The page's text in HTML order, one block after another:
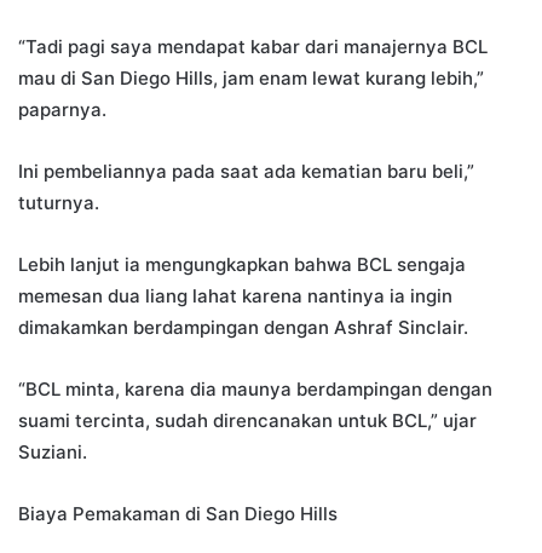
“Tadi pagi saya mendapat kabar dari manajernya BCL
mau di San Diego Hills, jam enam lewat kurang lebih,”
paparnya.
Ini pembeliannya pada saat ada kematian baru beli,”
tuturnya.
Lebih lanjut ia mengungkapkan bahwa BCL sengaja
memesan dua liang lahat karena nantinya ia ingin
dimakamkan berdampingan dengan Ashraf Sinclair.
“BCL minta, karena dia maunya berdampingan dengan
suami tercinta, sudah direncanakan untuk BCL,” ujar
Suziani.
Biaya Pemakaman di San Diego Hills